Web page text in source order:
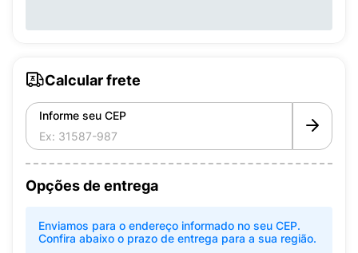
Calcular frete
Informe seu CEP
Opções de entrega
Enviamos para o endereço informado no seu CEP.
Confira abaixo o prazo de entrega para a sua região.